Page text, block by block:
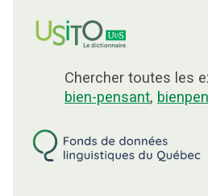
Chercher toutes les
bien-pensant,